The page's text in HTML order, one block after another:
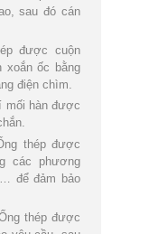
sau đó cán
được cuộn
xoắn ốc bằng
điện chìm.
mối hàn được
thép được
các phương
để đảm bảo
thép được